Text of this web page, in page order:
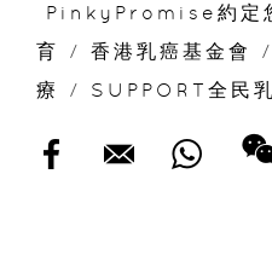
PinkyPromise約定
育
/ 香港乳癌基金會 /
療
/ SUPPORT全民